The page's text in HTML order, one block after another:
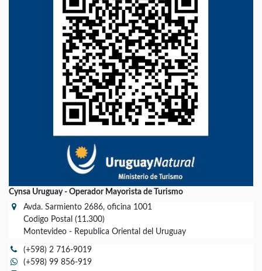
Cynsa Uruguay - Operador Mayorista de Turismo
Avda. Sarmiento 2686, oficina 1001
Codigo Postal (11.300)
Montevideo - Republica Oriental del Uruguay
(+598) 2 716-9019
(+598) 99 856-919